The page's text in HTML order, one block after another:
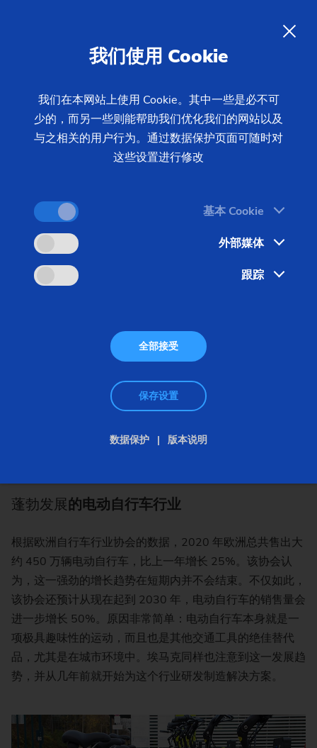
特别是在城市环境中，两个轮子通常比四个轮子更
快。这也使得电动自行车成为通勤者的理想交通工
具。随着货运自行车等全新自行车类型的出现和发
展，如今的自行车上安装了强大的小型电动机，甚至
蓬勃发展的电动自行车行业
根据欧洲自行车行业协会的数据，2020 年欧洲总共售出大
约 450 万辆电动自行车，比上一年增长 25%。该协会认
为，这一强劲的增长趋势在短期内并不会结束。不仅如此，
该协会还预计从现在起到 2030 年，电动自行车的销售量会
进一步增长 50%。原因非常简单：电动自行车本身就是一
项极具趣味性的运动，而且也是其他交通工具的绝佳替代
品，尤其是在城市环境中。埃马克同样也注意到这一发展趋
势，并从几年前就开始为这个行业研发制造解决方案。
我们使用 Cookie
我们在本网站上使用 Cookie。其中一些是必不可
少的，而另一些则能帮助我们优化我们的网站以及
与之相关的用户行为。通过数据保护页面可随时对
这些设置进行修改
基本 Cookie
外部媒体
跟踪
全部接受
保存设置
数据保护 版本说明